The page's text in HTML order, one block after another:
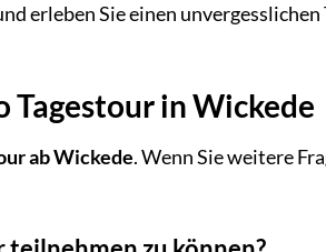
erleben Sie einen unvergesslichen
Tagestour in Wickede
ab Wickede. Wenn Sie weitere